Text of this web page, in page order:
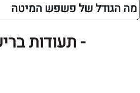
של פשפש המיטה
- תעודות ברישיון -